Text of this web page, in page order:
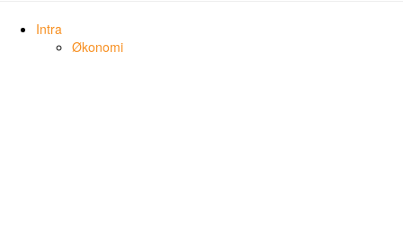
Intra
Økonomi